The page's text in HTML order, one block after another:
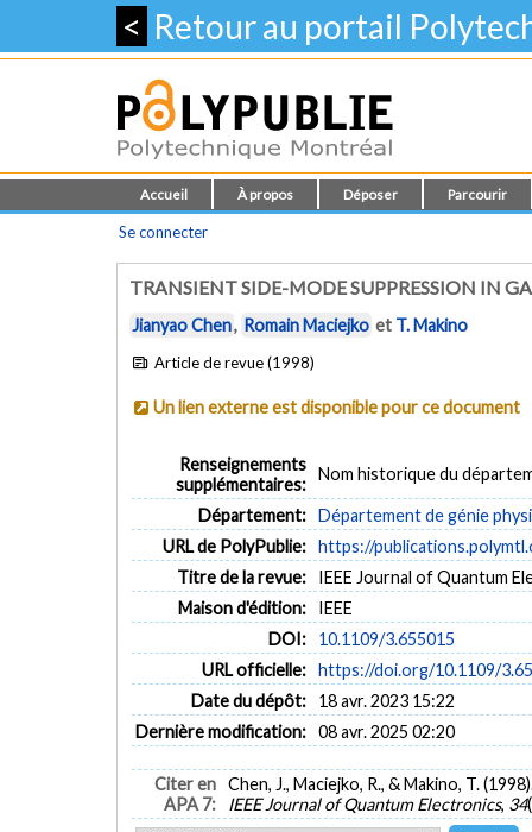
< Retour au portail
Accueil À propos Déposer Parcourir
Se connecter
TRANSIENT SIDE-MODE SUPPRESSION IN
Jianyao Chen, Romain Maciejko et T. Makino
Article de revue (1998)
Un lien externe est disponible pour ce document
Renseignements
supplémentaires:
Nom historique du
Département: Département de génie
URL de PolyPublie: https://
Titre de la revue:
IEEE Journal of Quantum
Maison d'édition:
IEEE
DOI:
10.1109/3.655015
URL officielle: https://doi.org/10.1109/
Date du dépôt:
18 avr. 2023 15:22
Dernière modification: 08 avr. 2025 02:20
Citer en
APA 7:
Chen, J., Maciejko, R., & Makino, T.
IEEE Journal of Quantum Electronics, 34